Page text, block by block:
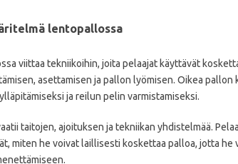
lentopallossa
viittaa tekniikoihin, joita pelaajat käyttävät
asettamisen ja pallon lyömisen. Oikea
ja reilun pelin varmistamiseksi.
taitojen, ajoituksen ja tekniikan yhdistelmää.
miten he voivat laillisesti koskettaa palloa, jotta he